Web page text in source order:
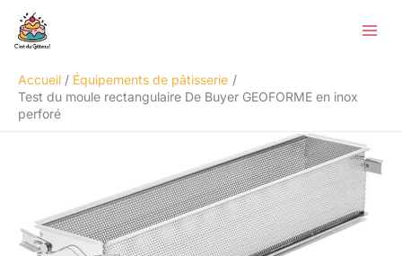
Accueil
Équipements de pâtisserie
Test du moule rectangulaire De Buyer GEOFORME en inox
perforé
Rechercher